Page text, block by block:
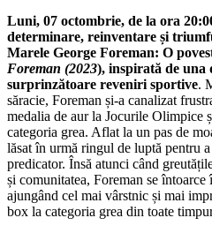
Luni, 07 octombrie, de la ora
determinare, reinventare și
Marele George Foreman: O
Foreman (2023), inspirată de una
surprinzătoare reveniri sportive.
săracie, Foreman și-a canalizat
medalia de aur la Jocurile Olimpice
categoria grea. Aflat la un pas de
lăsat în urmă ringul de luptă pentru
predicator. Însă atunci când
și comunitatea, Foreman se întoarce
ajungând cel mai vârstnic și mai
box la categoria grea din toate